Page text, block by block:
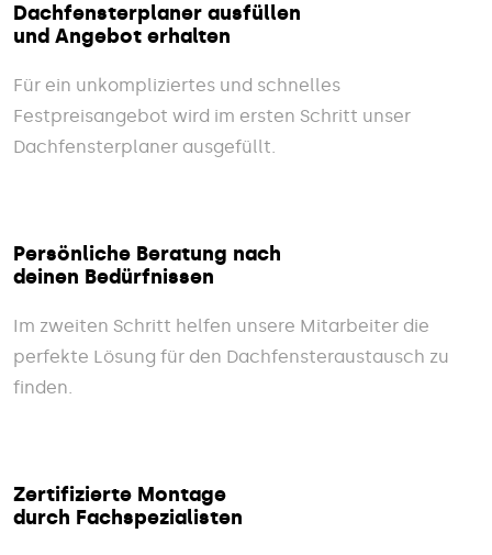
Dachfensterplaner ausfüllen
und Angebot erhalten
Für ein unkompliziertes und schnelles
Festpreisangebot wird im ersten Schritt unser
Dachfensterplaner ausgefüllt.
Persönliche Beratung nach
deinen Bedürfnissen
Im zweiten Schritt helfen unsere Mitarbeiter die
perfekte Lösung für den Dachfensteraustausch zu
finden.
Zertifizierte Montage
durch Fachspezialisten